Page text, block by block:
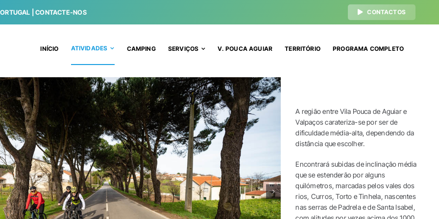
|CONTACTE-NOS CONTACTOS
INÍCIO ATIVIDADES CAMPING SERVIÇOS V. POUCA AGUIAR TERRITÓRIO PROGRAMA COMPLETO
A região entre Vila Pouca de Aguiar e
Valpaços carateriza-se por ser de
dificuldade média-alta, dependendo da
distância que escolher.
Encontrará subidas de inclinação média
que se estenderão por alguns
quilómetros, marcadas pelos vales dos
rios, Curros, Torto e Tinhela, nascentes
nas serras de Padrela e de Santa Isabel,